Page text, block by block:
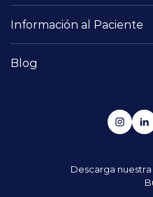
Información al Paciente
Blog
Descarga